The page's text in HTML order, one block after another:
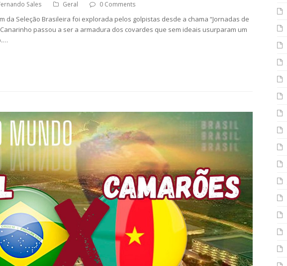
Sales Geral 0 Comments
da Seleção Brasileira foi explorada pelos golpistas desde a chama “Jornadas de
Canarinho passou a ser a armadura dos covardes que sem ideais usurparam um